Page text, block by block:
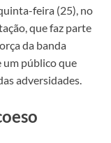
feira (25), no
que faz parte
da banda
um público que
adversidades.